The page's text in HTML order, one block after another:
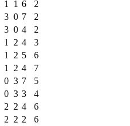
1 1 6
2
3 0 7
2
3 0 4
2
1 2 4
3
1 2 5
6
1 2 4
7
0 3 7
5
0 3 3
4
2 2 4
6
2 2 2
6